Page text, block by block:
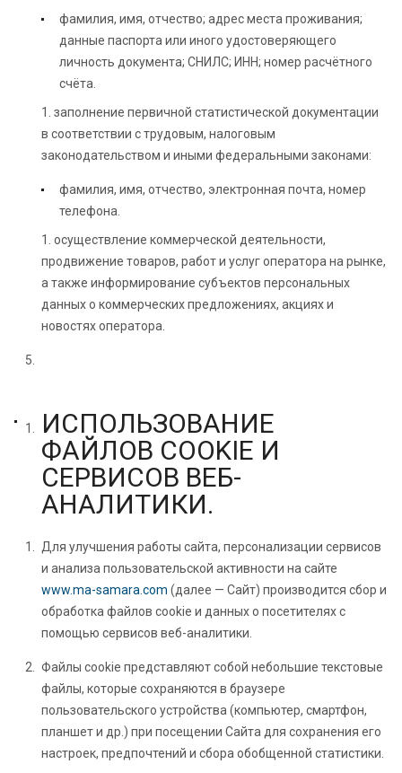
фамилия, имя, отчество; адрес места проживания;
данные паспорта или иного удостоверяющего
личность документа; СНИЛС; ИНН; номер расчётного
счёта.
1. заполнение первичной статистической документации
в соответствии с трудовым, налоговым
законодательством и иными федеральными законами:
фамилия, имя, отчество, электронная почта, номер
телефона.
1. осуществление коммерческой деятельности,
продвижение товаров, работ и услуг оператора на рынке,
а также информирование субъектов персональных
данных о коммерческих предложениях, акциях и
новостях оператора.
ИСПОЛЬЗОВАНИЕ
ФАЙЛОВ COOKIE И
СЕРВИСОВ ВЕБ-
АНАЛИТИКИ.
Для улучшения работы сайта, персонализации сервисов
и анализа пользовательской активности на сайте
www.ma-samara.com (далее — Сайт) производится сбор и
обработка файлов cookie и данных о посетителях с
помощью сервисов веб-аналитики.
Файлы cookie представляют собой небольшие текстовые
файлы, которые сохраняются в браузере
пользовательского устройства (компьютер, смартфон,
планшет и др.) при посещении Сайта для сохранения его
настроек, предпочтений и сбора обобщенной статистики.